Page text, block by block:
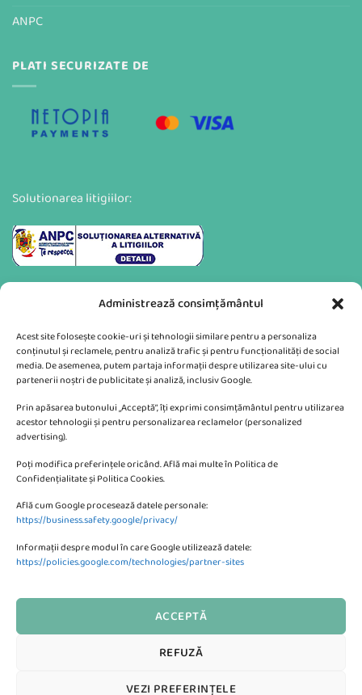
Administrează consimțământul
Acest site folosește cookie-uri și tehnologii similare pentru a personaliza
conținutul și reclamele, pentru analiză trafic și pentru funcționalități de social
media. De asemenea, putem partaja informații despre utilizarea site-ului cu
partenerii noștri de publicitate și analiză, inclusiv Google.
Prin apăsarea butonului „Acceptă”, îți exprimi consimțământul pentru utilizarea
acestor tehnologii și pentru personalizarea reclamelor (personalized
advertising).
Poți modifica preferințele oricând. Află mai multe în Politica de
Confidențialitate și Politica Cookies.
Află cum Google procesează datele personale:
https://business.safety.google/privacy/
Informații despre modul în care Google utilizează datele:
https://policies.google.com/technologies/partner-sites
ACCEPTĂ
REFUZĂ
VEZI PREFERINȚELE
ANPC
PLATI SECURIZATE DE
Solutionarea litigiilor:
Va putem sprijini si prin:
CONTACTEAZA-NE
SC KMBE Web Digital SRL
Formular de Contact al Magazinului
MasterCardCredit